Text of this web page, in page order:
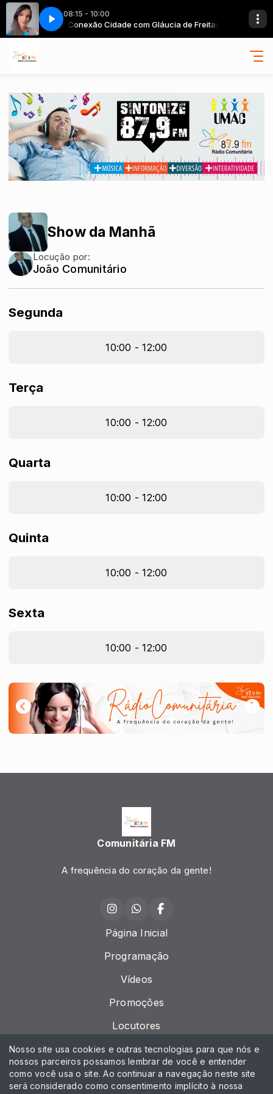
08:15 - 10:00
de Freitas Conexão Cidade com Gláucia de Freitas
Show da Manhã
Locução por:
João Comunitário
Segunda
10:00 - 12:00
Terça
10:00 - 12:00
Quarta
10:00 - 12:00
Quinta
10:00 - 12:00
Sexta
10:00 - 12:00
Comunitária FM
A frequência do coração da gente!
Página Inicial
Programação
Vídeos
Promoções
Locutores
Notícias
Contato
Nosso site usa cookies e outras tecnologias para que nós e
nossos parceiros possamos lembrar de você e entender
como você usa o site. Ao continuar a navegação neste site
será considerado como consentimento implícito à nossa